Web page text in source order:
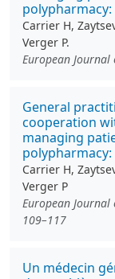
Carrier H,
Verger P.
European
General
cooperation
managing
Carrier H,
Verger P
European Journal
109–117
Un médecin